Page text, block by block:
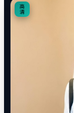
高
清